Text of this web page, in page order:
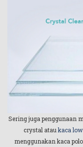
Sering juga penggunaan
crystal ataukaca
menggunakan kaca